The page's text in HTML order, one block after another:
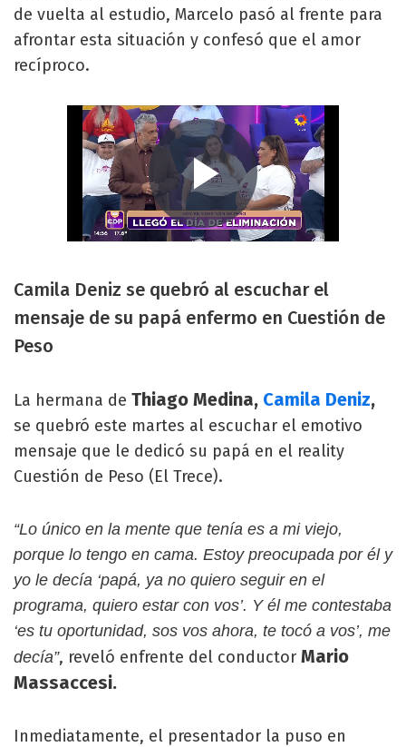
de vuelta al estudio, Marcelo pasó al frente para
afrontar esta situación y confesó que el amor
recíproco.
Camila Deniz se quebró al escuchar el
mensaje de su papá enfermo en Cuestión de
Peso
La hermana de Thiago Medina, Camila Deniz,
se quebró este martes al escuchar el emotivo
mensaje que le dedicó su papá en el reality
Cuestión de Peso (El Trece).
“Lo único en la mente que tenía es a mi viejo,
porque lo tengo en cama. Estoy preocupada por él y
yo le decía ‘papá, ya no quiero seguir en el
programa, quiero estar con vos’. Y él me contestaba
‘es tu oportunidad, sos vos ahora, te tocó a vos’, me
decía”, reveló enfrente del conductor Mario
Massaccesi.
Inmediatamente, el presentador la puso en